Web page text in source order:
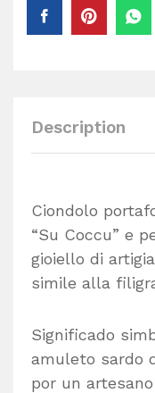
Description
Ciondolo
“Su Coccu” e
gioiello di
simile alla
Significado
amuleto sardo
por un